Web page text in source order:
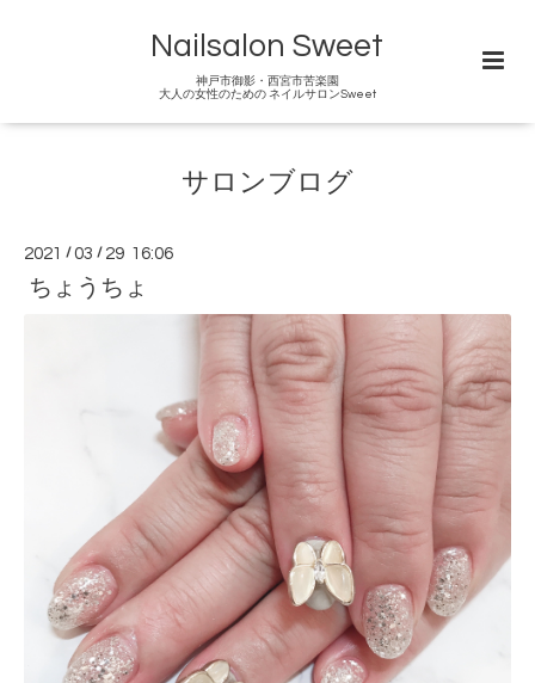
Nailsalon Sweet
神戸市御影・西宮市苦楽園
大人の女性のための ネイルサロンSweet
サロンブログ
2021 /03 / 29 16:06
ちょうちょ